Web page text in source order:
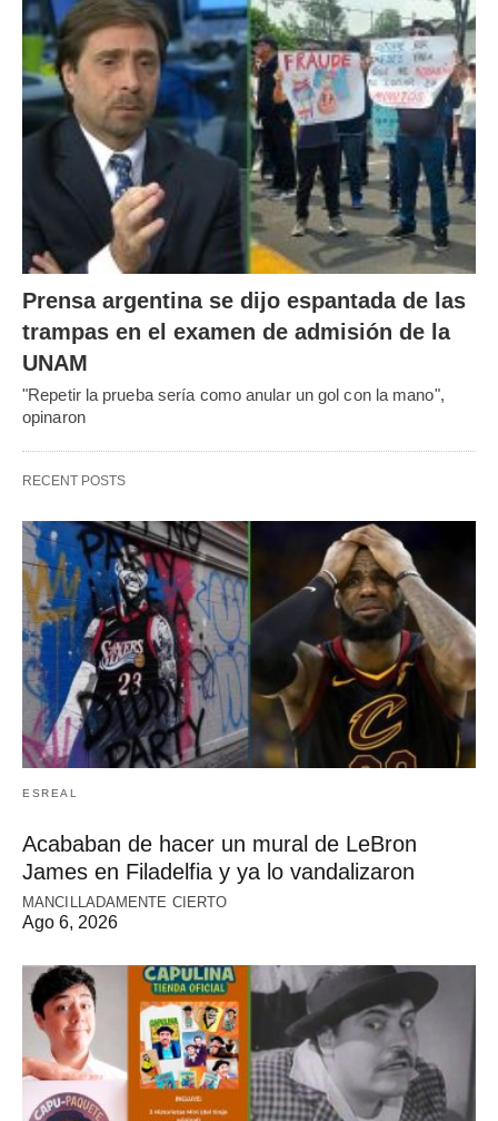
Prensa argentina se dijo espantada de las
trampas en el examen de admisión de la
UNAM
"Repetir la prueba sería como anular un gol con la mano",
opinaron
RECENT POSTS
ESREAL
Acababan de hacer un mural de LeBron
James en Filadelfia y ya lo vandalizaron
MANCILLADAMENTE CIERTO
Ago 6, 2026